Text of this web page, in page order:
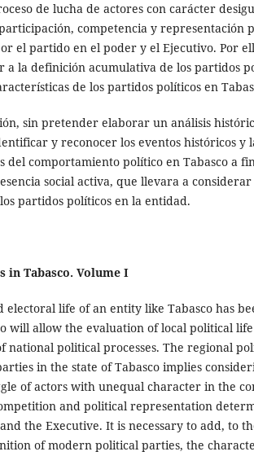
de lucha de actores con carácter
competencia y representación
el partido en el poder y el Ejecutivo. Por
a la definición acumulativa de los partidos
de los partidos políticos en
sin pretender elaborar un análisis
y reconocer los eventos históricos y
del comportamiento político en Tabasco a
social activa, que llevara a
partidos políticos en la entidad.
in Tabasco. Volume I
electoral life of an entity like Tabasco has
will allow the evaluation of local political
national political processes. The regional
in the state of Tabasco implies
of actors with unequal character in the
and political representation
the Executive. It is necessary to add, to
of modern political parties, the